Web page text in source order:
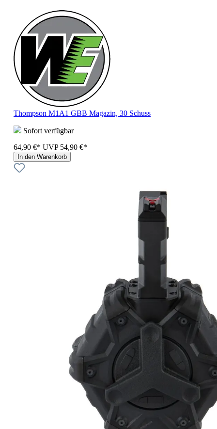
Thompson M1A1 GBB Magazin, 30 Schuss
Sofort verfügbar
64,90 €* UVP 54,90 €*
In den Warenkorb